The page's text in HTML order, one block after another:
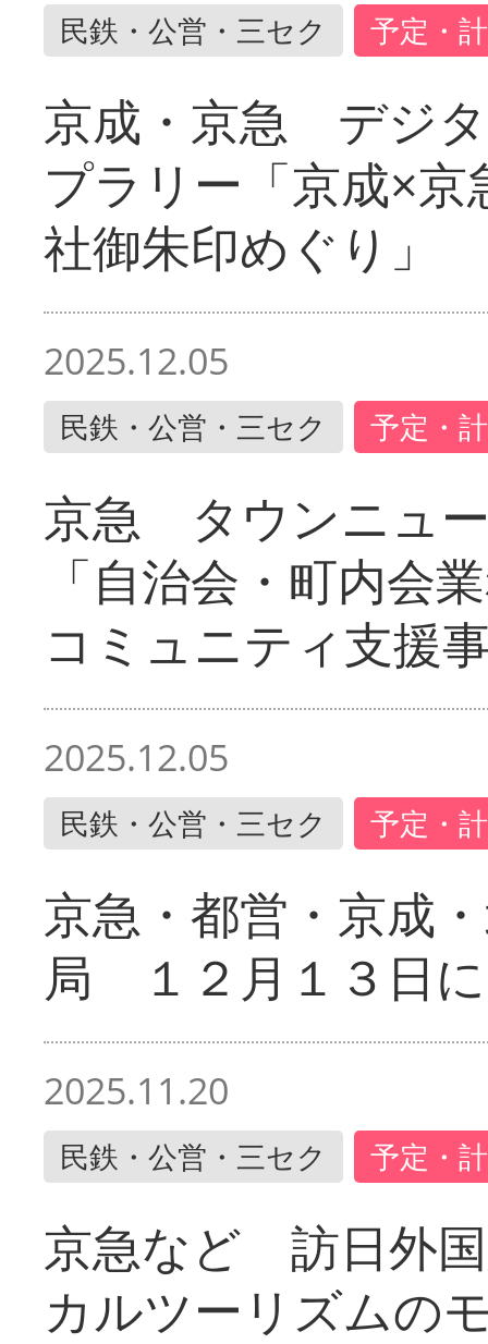
民鉄・公営・三セク 予定・
京成・京急 デジ
プラリー「京成×
社御朱印めぐり」
2025.12.05
民鉄・公営・三セク 予定・
京急 タウンニュ
「自治会・町内会
コミュニティ支援
2025.12.05
民鉄・公営・三セク 予定・
京急・都営・京成
局 １２月１３日
2025.11.20
民鉄・公営・三セク 予定・
京急など 訪日外
カルツーリズムの